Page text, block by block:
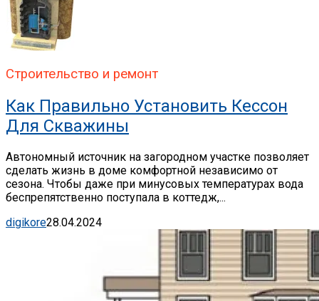
Строительство и ремонт
Как Правильно Установить Кессон
Для Скважины
Автономный источник на загородном участке позволяет
сделать жизнь в доме комфортной независимо от
сезона. Чтобы даже при минусовых температурах вода
беспрепятственно поступала в коттедж,...
digikore28.04.2024